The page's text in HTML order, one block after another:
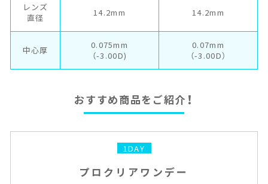
レンズ
直径
14.2mm 14.2mm
中心厚
0.075mm
（-3.00D)
0.07mm
（-3.00D）
おすすめ商品をご紹介 ！
1DAY
プロクリアワンデー